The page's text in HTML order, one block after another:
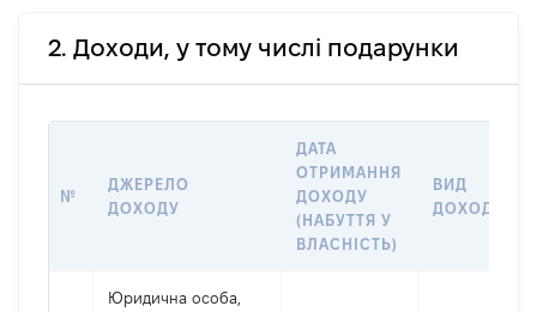
2. Доходи, у тому числі подарунки
№
ДЖЕРЕЛО
ДОХОДУ
ДАТА
ОТРИМАННЯ
ДОХОДУ
(НАБУТТЯ У
ВЛАСНІСТЬ)
ВИД
ДОХОДУ
Юридична особа,